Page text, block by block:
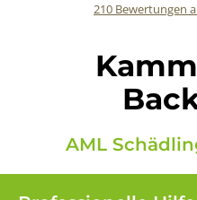
210 Bewertungen
AML